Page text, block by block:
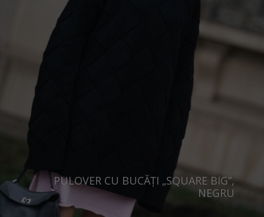
PULOVER CU BUCĂȚI „SQUARE BIG”,
NEGRU
Luxembourg
Netherlands
Norway
Poland
Portugal
Slovakia
Slovenia